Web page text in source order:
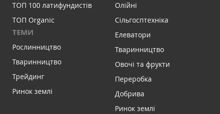
ТОП 100 латифундистів
ТОП Organic
ТЕМИ
Рослинництво
Тваринництво
Трейдинг
Ринок землі
Олійні
Сільгосптехніка
Елеватори
Тваринництво
Овочі та фрукти
Переробка
Добрива
Ринок землі